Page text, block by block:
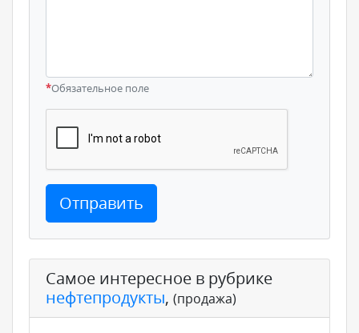
*Обязательное поле
Отправить
Самое интересное в рубрике
нефтепродукты, (продажа)